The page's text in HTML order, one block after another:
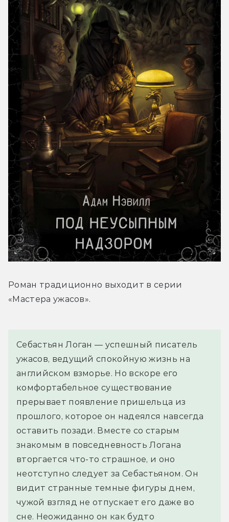
Роман традиционно выходит в серии
«Мастера ужасов».
Себастьян Логан — успешный писатель
ужасов, ведущий спокойную жизнь на
английском взморье. Но вскоре его
комфортабельное существование
прерывает появление пришельца из
прошлого, которое он надеялся навсегда
оставить позади. Вместе со старым
знакомым в повседневность Логана
вторгается что-то страшное, и оно
неотступно следует за Себастьяном. Он
видит странные темные фигуры днем,
чужой взгляд не отпускает его даже во
сне. Неожиданно он как будто